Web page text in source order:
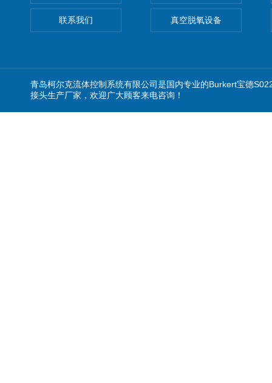
联系我们 真空脱氧设备
青岛柯尔克流体控制系统有限公司是国内专业的Burkert宝德
接头生产厂家，欢迎广大顾客来电咨询！